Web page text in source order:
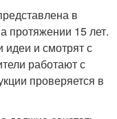
в
протяжении 15 лет.
и смотрят с
работают с
проверяется в